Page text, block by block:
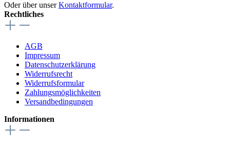
Oder über unserKontaktformular.
Rechtliches
AGB
Impressum
Datenschutzerklärung
Widerrufsrecht
Widerrufsformular
Zahlungsmöglichkeiten
Versandbedingungen
Informationen